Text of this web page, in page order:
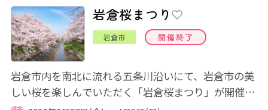
岩倉桜まつり
岩倉市 開催終了
岩倉市内を南北に流れる五条川沿いにて、岩倉市の美
しい桜を楽しんでいただく「岩倉桜まつり」が開催さ